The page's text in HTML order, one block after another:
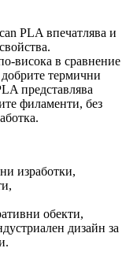
PLA впечатлява и
висока в сравнение
термични
представлява
филаменти, без
изработки,
обекти,
дизайн за